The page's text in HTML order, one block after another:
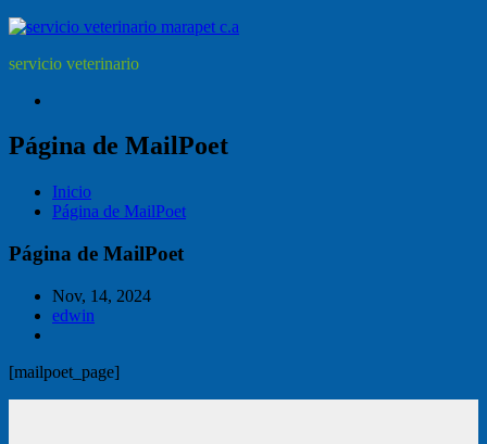
servicio veterinario
Página de MailPoet
Inicio
Página de MailPoet
Página de MailPoet
Nov, 14, 2024
edwin
[mailpoet_page]